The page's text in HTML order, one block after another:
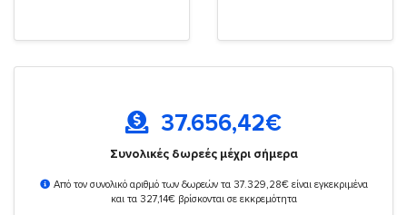
37.656,42€
Συνολικές δωρεές μέχρι σήμερα
Από τον συνολικό αριθμό των δωρεών τα 37.329,28€ είναι εγκεκριμένα
και τα 327,14€ βρίσκονται σε εκκρεμότητα